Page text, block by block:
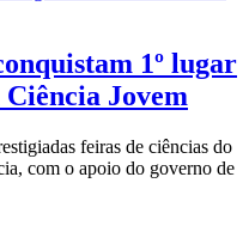
1º lugar
Jovem
feiras de ciências do
com o apoio do governo de